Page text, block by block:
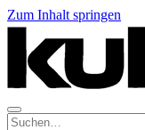
Zum Inhalt springen
Suche: